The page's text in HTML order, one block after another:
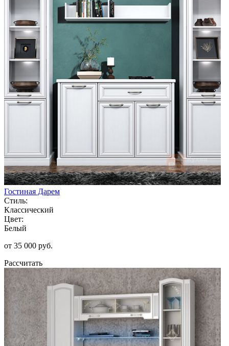
Гостиная Дарем
Стиль:
Классический
Цвет:
Белый
от 35 000 руб.
Рассчитать